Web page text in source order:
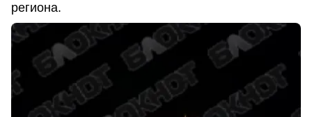
региона.